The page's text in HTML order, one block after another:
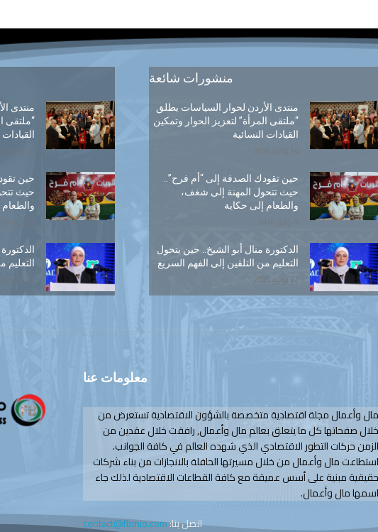
منتدى
“ملتقى
القيادات
14 يوليو, 2026
حين
حيث
التعليم
22 يونيو, 2026
منشورات شائعة
منتدى الأردن لحوار السياسات يطلق
“ملتقى المرأة” لتعزيز الحوار وتمكين
القيادات النسائية
14 يوليو, 2026
حين تقودك الصدفة إلى “أم فرح”..
حيث تتحول المهنة إلى شغف،
والطعام إلى حكاية
9 يوليو, 2026
الدكتورة منال أبو الشيخ.. حين يتحول
التعليم من التلقين إلى الفهم السريع
22 يونيو, 2026
معلومات عنا
مال وأعمال مجلة اقتصادية متخصصة بالشؤون الاقتصادية تستعرض من
خلال صفحاتها كل ما يتعلق بعالم مال وأعمال, رافقت خلال عقدين من
الزمن حركات التطور الاقتصادي الذي شهده العالم في كافة الجوانب.
استطاعت مال وأعمال من خلال مسيرتها الحافلة بالانجازات من بناء شركات
حقيقية مبنية على أسس عميقة مع كافة القطاعات الاقتصادية لذلك جاء
اسمها مال وأعمال.
اتصل بنا:contact@fbmjo.com